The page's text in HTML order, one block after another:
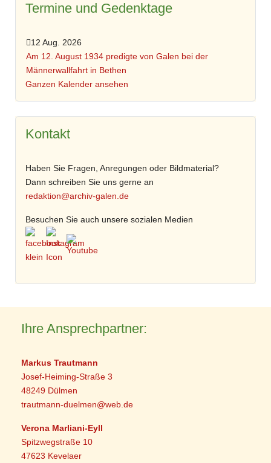
Termine und Gedenktage
12 Aug. 2026
Am 12. August 1934 predigte von Galen bei der
Männerwallfahrt in Bethen
Ganzen Kalender ansehen
Kontakt
Haben Sie Fragen, Anregungen oder Bildmaterial?
Dann schreiben Sie uns gerne an
redaktion@archiv-galen.de
Besuchen Sie auch unsere sozialen Medien
Ihre Ansprechpartner:
Markus Trautmann
Josef-Heiming-Straße 3
48249 Dülmen
trautmann-duelmen@web.de
Verona Marliani-Eyll
Spitzwegstraße 10
47623 Kevelaer